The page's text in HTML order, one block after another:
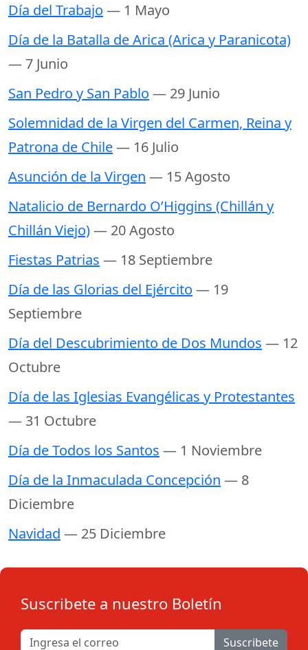
Día del Trabajo — 1 Mayo
Día de la Batalla de Arica (Arica y Paranicota)
— 7 Junio
San Pedro y San Pablo — 29 Junio
Solemnidad de la Virgen del Carmen, Reina y
Patrona de Chile— 16 Julio
Asunción de la Virgen — 15 Agosto
Natalicio de Bernardo O’Higgins (Chillán y
Chillán Viejo)— 20 Agosto
Fiestas Patrias — 18 Septiembre
Día de las Glorias del Ejército — 19
Septiembre
Día del Descubrimiento de Dos Mundos — 12
Octubre
Día de las Iglesias Evangélicas y Protestantes
— 31 Octubre
Día de Todos los Santos — 1 Noviembre
Día de la Inmaculada Concepción — 8
Diciembre
Navidad — 25 Diciembre
Suscribete a nuestro Boletín
Suscribete